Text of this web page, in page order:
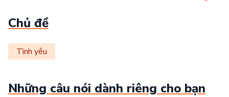
Chủ đề
Tình yêu
Những câu nói dành riêng cho bạn